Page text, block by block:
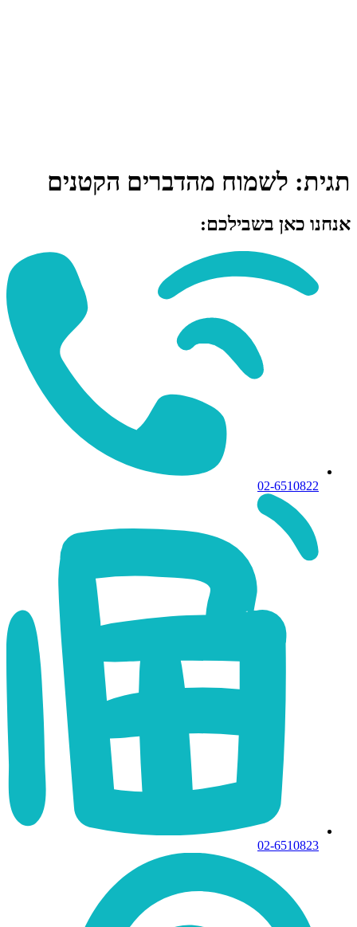
תגית: לשמוח מהדברים הקטנים
אנחנו כאן בשבילכם:
02-6510822
02-6510823